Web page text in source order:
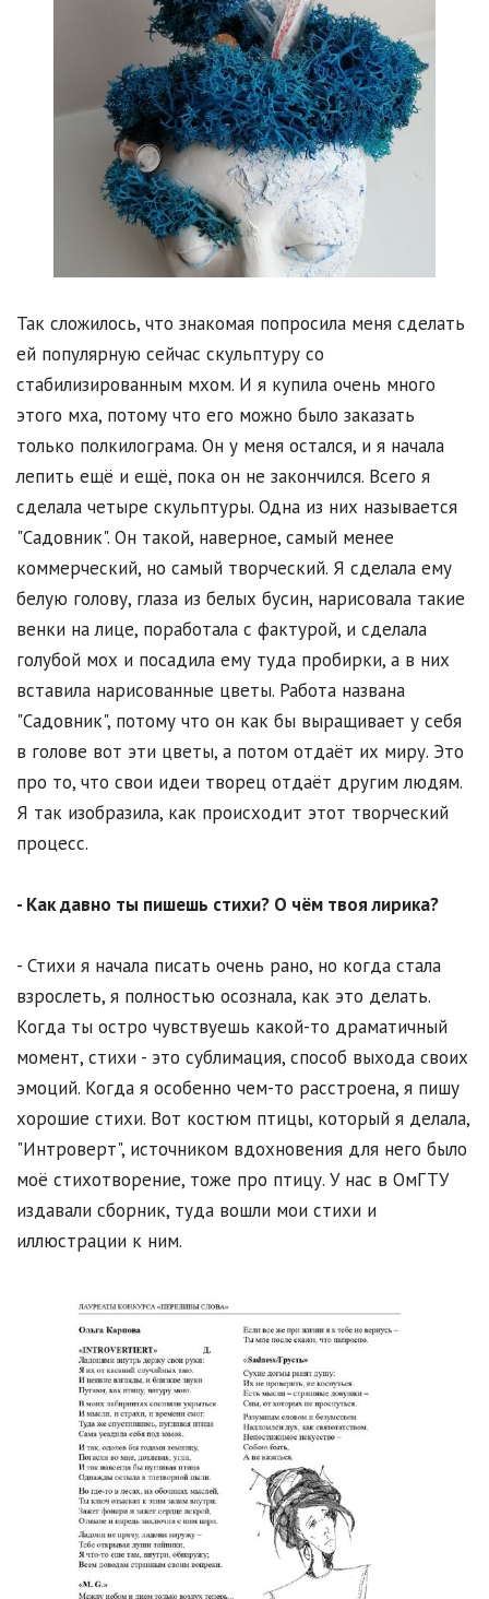
Так сложилось, что знакомая попросила меня сделать
ей популярную сейчас скульптуру со
стабилизированным мхом. И я купила очень много
этого мха, потому что его можно было заказать
только полкилограма. Он у меня остался, и я начала
лепить ещё и ещё, пока он не закончился. Всего я
сделала четыре скульптуры. Одна из них называется
"Садовник". Он такой, наверное, самый менее
коммерческий, но самый творческий. Я сделала ему
белую голову, глаза из белых бусин, нарисовала такие
венки на лице, поработала с фактурой, и сделала
голубой мох и посадила ему туда пробирки, а в них
вставила нарисованные цветы. Работа названа
"Садовник", потому что он как бы выращивает у себя
в голове вот эти цветы, а потом отдаёт их миру. Это
про то, что свои идеи творец отдаёт другим людям.
Я так изобразила, как происходит этот творческий
процесс.
- Как давно ты пишешь стихи? О чём твоя лирика?
- Стихи я начала писать очень рано, но когда стала
взрослеть, я полностью осознала, как это делать.
Когда ты остро чувствуешь какой-то драматичный
момент, стихи - это сублимация, способ выхода своих
эмоций. Когда я особенно чем-то расстроена, я пишу
хорошие стихи. Вот костюм птицы, который я делала,
"Интроверт", источником вдохновения для него было
моё стихотворение, тоже про птицу. У нас в ОмГТУ
издавали сборник, туда вошли мои стихи и
иллюстрации к ним.